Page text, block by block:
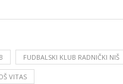
FUDBALSKI KLUB RADNIČKI NIŠ
VITAS